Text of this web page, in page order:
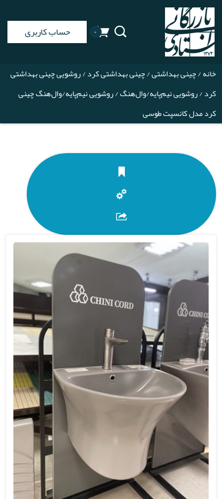
۰ حساب کاربری
خانه/چینی بهداشتی/چینی بهداشتی کرد/روشویی چینی بهداشتی
کرد/روشویی نیم‌پایه/وال‌هنگ/ روشویی نیم‌پایه/وال‌هنگ چینی
کرد مدل کانسپت طوسی